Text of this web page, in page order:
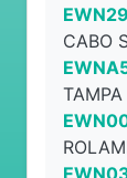
CABO